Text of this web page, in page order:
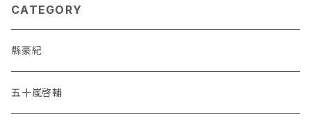
CATEGORY
縣豪紀
五十嵐啓輔